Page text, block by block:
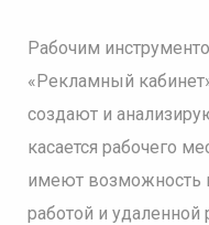
Рабочим
«Рекламный
создают и
касается рабочего
имеют возможность
работой и удаленной